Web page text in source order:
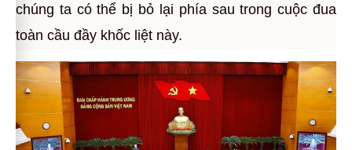
chúng ta có thể bị bỏ lại phía sau trong cuộc đua
toàn cầu đầy khốc liệt này.